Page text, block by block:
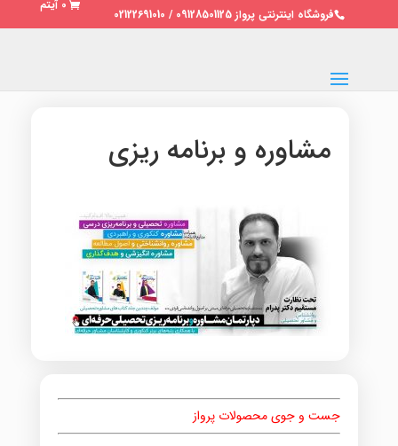
فروشگاه اینترنتی پرواز 09128501125 / 02122691010
0 آیتم
مشاوره و برنامه ریزی
جست و جوی محصولات پرواز